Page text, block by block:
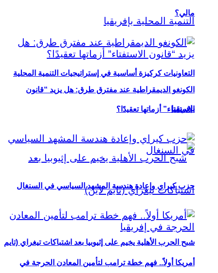
التعاونيات كركيزة أساسية في إستراتيجيات التنمية المحلية
بإفريقيا
شبح الحرب الأهلية يخيم على إثيوبيا بعد اشتباكات تيغراي (تايم
مالي؟
الكونغو الديمقراطية عند مفترق طرق: هل يزيد “قانون
الاستفتاء” أزماتها تعقيدًا؟
حزب كيراي وإعادة هندسة المشهد السياسي في السنغال
أمريكا أولاً.. فهم خطة ترامب لتأمين المعادن الحرجة في